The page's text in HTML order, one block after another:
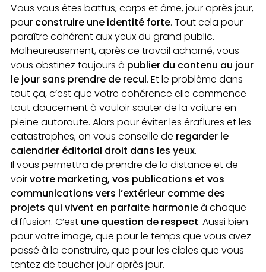
Vous vous êtes battus, corps et âme, jour après jour,
pour construire une identité forte. Tout cela pour
paraître cohérent aux yeux du grand public.
Malheureusement, après ce travail acharné, vous
vous obstinez toujours à publier du contenu au jour
le jour sans prendre de recul. Et le problème dans
tout ça, c’est que votre cohérence elle commence
tout doucement à vouloir sauter de la voiture en
pleine autoroute. Alors pour éviter les éraflures et les
catastrophes, on vous conseille de regarder le
calendrier éditorial droit dans les yeux.
Il vous permettra de prendre de la distance et de
voirvotre marketing, vos publications et vos
communications vers l’extérieur comme des
projets qui vivent en parfaite harmonieà chaque
diffusion. C’est une question de respect. Aussi bien
pour votre image, que pour le temps que vous avez
passé à la construire, que pour les cibles que vous
tentez de toucher jour après jour.